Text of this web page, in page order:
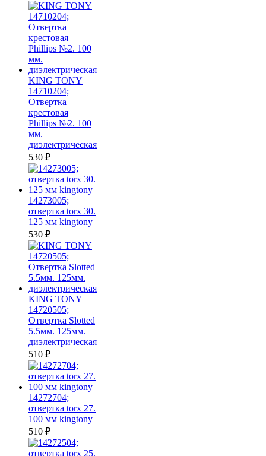
KING TONY
14710204;
Отвертка
крестовая
Phillips №2. 100
мм.
диэлектрическая
530 ₽
14273005;
отвертка torx 30.
125 мм kingtony
530 ₽
KING TONY
14720505;
Отвертка Slotted
5.5мм. 125мм.
диэлектрическая
510 ₽
14272704;
отвертка torx 27.
100 мм kingtony
510 ₽